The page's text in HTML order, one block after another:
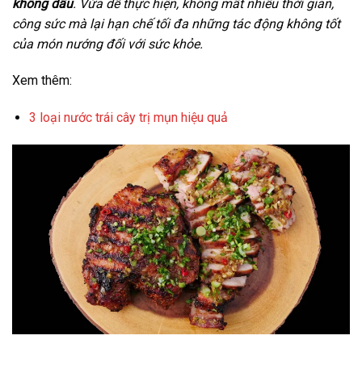
không dầu. Vừa dễ thực hiện, không mất nhiều thời gian,
công sức mà lại hạn chế tối đa những tác động không tốt
của món nướng đối với sức khỏe.
Xem thêm:
3 loại nước trái cây trị mụn hiệu quả